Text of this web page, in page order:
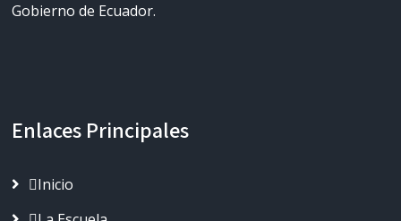
Gobierno de Ecuador.
Enlaces Principales
Inicio